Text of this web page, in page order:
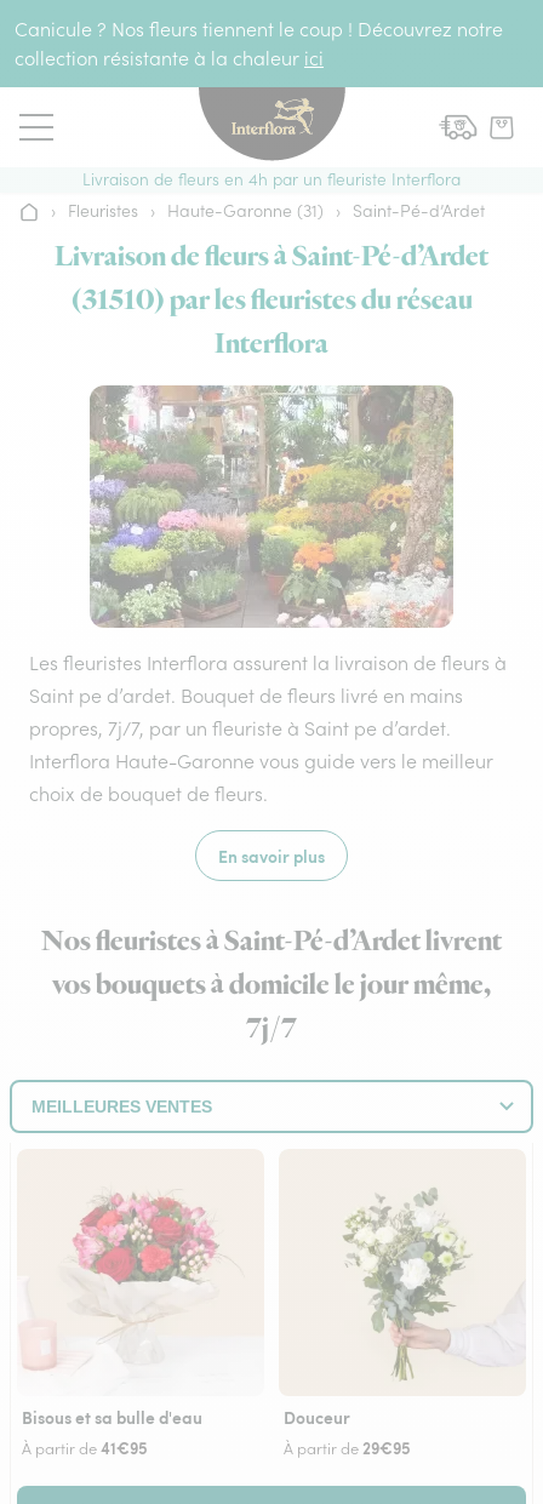
Canicule ? Nos fleurs tiennent le coup ! Découvrez notre
collection résistante à la chaleur ici
Livraison de fleurs en 4h par un fleuriste Interflora
Accueil
› Fleuristes › Haute-Garonne (31) › Saint-Pé-d’Ardet
Livraison de fleurs à Saint-Pé-d’Ardet
(31510) par les fleuristes du réseau
Interflora
Les fleuristes Interflora assurent la livraison de fleurs à
Saint pe d’ardet. Bouquet de fleurs livré en mains
propres, 7j/7, par un fleuriste à Saint pe d’ardet.
Interflora Haute-Garonne vous guide vers le meilleur
choix de bouquet de fleurs.
En savoir plus
Nos fleuristes à Saint-Pé-d’Ardet livrent
vos bouquets à domicile le jour même,
7j/7
Bisous et sa bulle d'eau
À partir de41€95
Douceur
À partir de 29€95